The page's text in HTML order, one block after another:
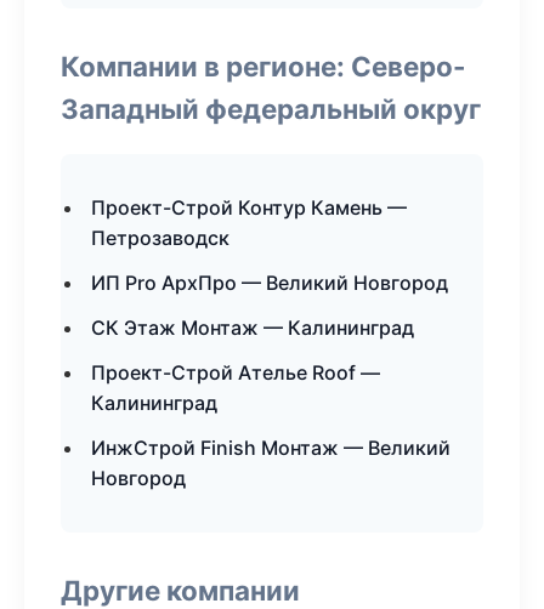
Компании в регионе: Северо-
Западный федеральный округ
Проект-Строй Контур Камень —
Петрозаводск
ИП Pro АрхПро — Великий Новгород
СК Этаж Монтаж — Калининград
Проект-Строй Ателье Roof —
Калининград
ИнжСтрой Finish Монтаж — Великий
Новгород
Другие компании